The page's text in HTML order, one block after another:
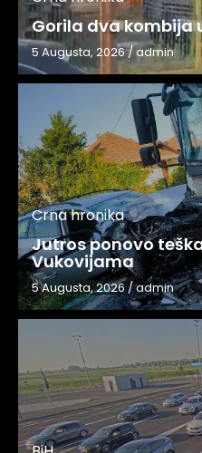
Gorila dva kombija
5 Augusta, 2026/admin
Crna hronika
Jutros ponovo
Vukovijama
5 Augusta, 2026/admin